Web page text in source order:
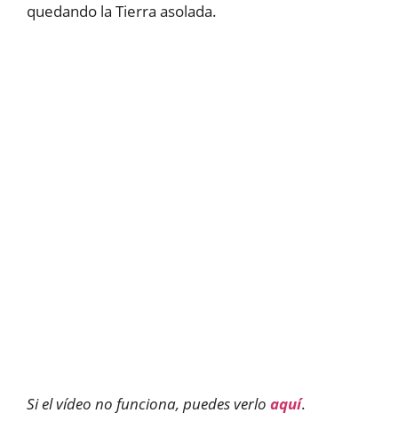
quedando la Tierra asolada.
Si el vídeo no funciona, puedes verlo aquí.